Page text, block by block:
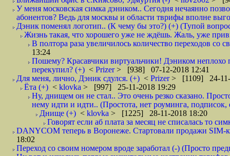
У меня московская симка дэником.. Сегодня нечаянно
абонентов? Ведь для москвы и области тврифы вполне
Дэник поменял логотип.. (К чему бы это?) (+) (Тупой
Жизнь такая, что хорошего уже не ждёшь. Жаль, уже
В полтора раза увеличилось количество переходов
13:24
Пошему? Красавчики виртуальчики! Дэником
перекупил? (+) < Prizer> [938] 07-12-2018 12:41
Для меня, лично, Дэник сдулся. (+) < Prizer> [1109] 24-11-
Ёта (+) < klovka > [997] 25-11-2018 19:29
Ну, днищем он не стал.. Это очень резко сказано.
нему идти и идти.. (Простота, нет роуминга,
Днище (+) < klovka > [1225] 28-11-2018 18:20
Говорят если аб плата за месяц не списалась то
DANYCOM теперь в Воронеже. Стартовали продажи SIM-
18:02
Переход со своим номером вроде заработал (-) (Просто